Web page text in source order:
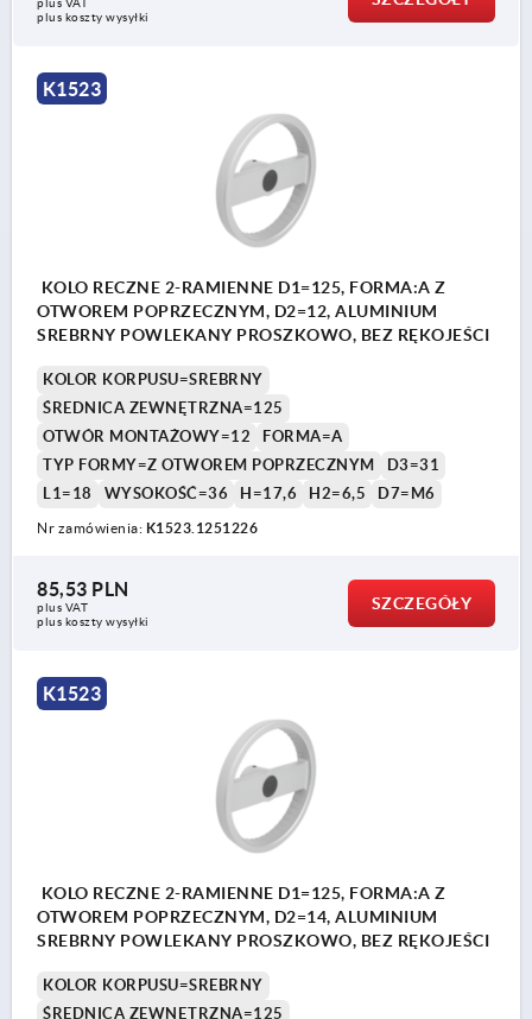
plus VAT
plus koszty wysyłki
K1523
KOLO RECZNE 2-RAMIENNE D1=125, FORMA:A Z
OTWOREM POPRZECZNYM, D2=12, ALUMINIUM
SREBRNY POWLEKANY PROSZKOWO, BEZ RĘKOJEŚCI
KOLOR KORPUSU=SREBRNY
ŚREDNICA ZEWNĘTRZNA=125
OTWÓR MONTAŻOWY=12
FORMA=A
TYP FORMY=Z OTWOREM POPRZECZNYM
D3=31
L1=18
WYSOKOŚĆ=36 H=17,6 H2=6,5 D7=M6
Nr zamówienia: K1523.1251226
85,53 PLN
plus VAT
plus koszty wysyłki
SZCZEGÓŁY
K1523
KOLO RECZNE 2-RAMIENNE D1=125, FORMA:A Z
OTWOREM POPRZECZNYM, D2=14, ALUMINIUM
SREBRNY POWLEKANY PROSZKOWO, BEZ RĘKOJEŚCI
KOLOR KORPUSU=SREBRNY
ŚREDNICA ZEWNĘTRZNA=125